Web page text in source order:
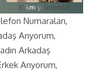
Numaraları,
Arıyorum,
Arkadaş
Arıyorum,